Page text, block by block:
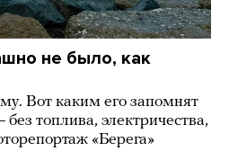
не было, как
Вот каким его запомнят
топлива, электричества,
«Берега»